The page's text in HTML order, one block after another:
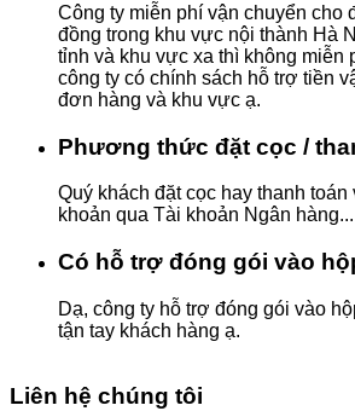
Công ty miễn phí vận chuyển cho
đồng trong khu vực nội thành Hà
tỉnh và khu vực xa thì không miễn
công ty có chính sách hỗ trợ tiền
đơn hàng và khu vực ạ.
Phương thức đặt cọc /
Quý khách đặt cọc hay thanh toán
khoản qua Tài khoản Ngân hàng...
Có hỗ trợ đóng gói vào
Dạ, công ty hỗ trợ đóng gói vào
tận tay khách hàng ạ.
Liên hệ chúng tôi